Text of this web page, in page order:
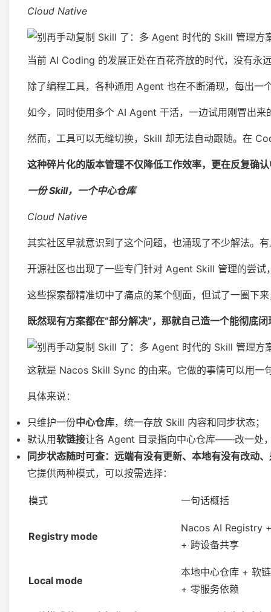
Cloud Native
当前 AI Coding 的发展正处在百花齐放的时代，没有永
除了编程工具，各种通用 Agent 也在不断涌现，每出一
如今，同时使用多个 AI Agent 干活，一边试用刚冒出
然而，工具可以无缝切换，Skill 却无法自动跟随。在
这种碎片化的版本管理不仅降低工作效率，更在反复确
一份 Skill，一个中心仓库
Cloud Native
其实社区早就意识到了这个问题，也涌现了不少解法
开源社区也出现了一些专门针对 Agent Skill 管理的尝
这些探索都精准切中了痛点的某个侧面，但试了一圈下
既然现有方案都在“部分解决”，那就自己造一个能彻底闭
这就是 Nacos Skill Sync 的由来。它做的事情可以用一
具体来说：
只维护一份中心仓库，统一存放 Skill 内容和同步状态；
默认用软链接让各 Agent 目录指向中心仓库——改一处
同步状态随时可查：远端有没有更新、本地有没有改动
它提供两种模式，可以按需选择：
模式 一句话概括
Registry mode
Nacos AI Registry
+ 跨设备共享
Local mode
本地中心仓库 + 软
+ 零服务依赖